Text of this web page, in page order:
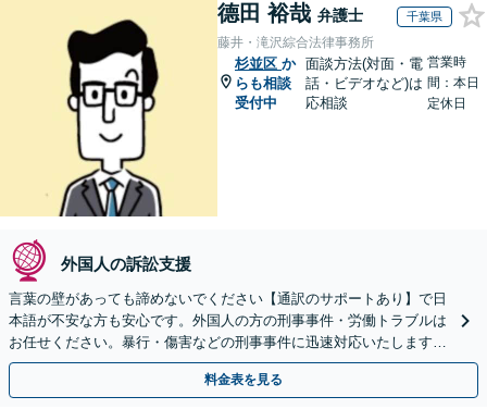
德田 裕哉 弁護士 千葉県
藤井・滝沢綜合法律事務所
杉並区 か
らも相談
受付中
面談方法(対面・電
話・ビデオなど)は
応相談
営業時
間：本日
定休日
外国人の訴訟支援
言葉の壁があっても諦めないでください【通訳のサポートあり】で日
本語が不安な方も安心です。外国人の方の刑事事件・労働トラブルは
お任せください。暴行・傷害などの刑事事件に迅速対応いたします。
【事前予約で休日・夜間面談可】
料金表を見る